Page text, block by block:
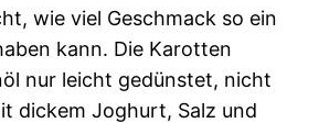
wie viel Geschmack so ein
kann. Die Karotten
nur leicht gedünstet, nicht
dickem Joghurt, Salz und